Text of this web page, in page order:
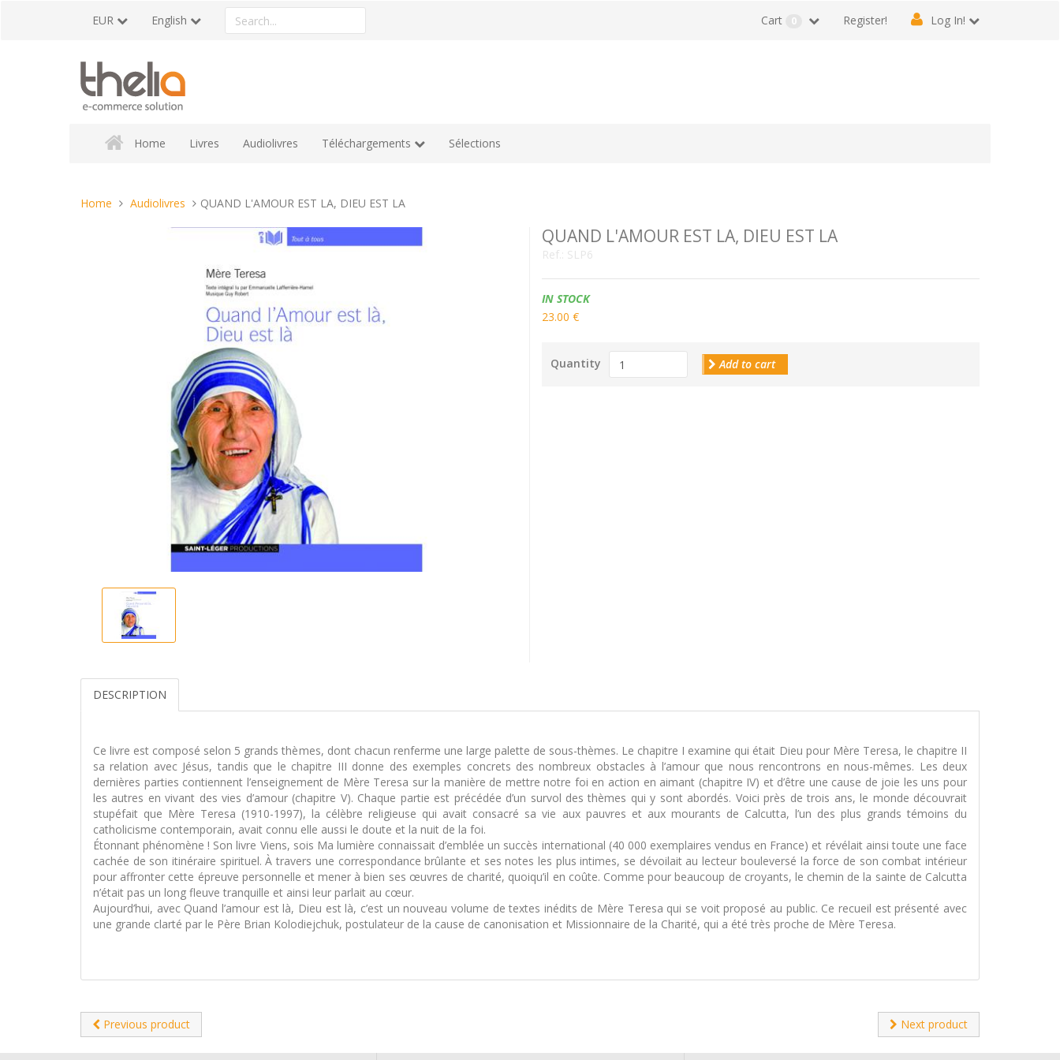
EUR English
Search
a
Register! Log In!
Cart 0
Home Livres Audiolivres Téléchargements Sélections
You
Home Audiolivres QUAND L'AMOUR EST LA, DIEU EST LA
QUAND L'AMOUR EST LA, DIEU EST LA
Ref.: SLP6
Availability:
IN STOCK
23.00 €
Quantity Add to cart
DESCRIPTION
Ce livre est composé selon 5 grands thèmes, dont chacun renferme une large palette de sous-thèmes. Le chapitre I examine qui était Dieu pour Mère Teresa, le chapitre II
sa relation avec Jésus, tandis que le chapitre III donne des exemples concrets des nombreux obstacles à l’amour que nous rencontrons en nous-mêmes. Les deux
dernières parties contiennent l’enseignement de Mère Teresa sur la manière de mettre notre foi en action en aimant (chapitre IV) et d’être une cause de joie les uns pour
les autres en vivant des vies d’amour (chapitre V). Chaque partie est précédée d’un survol des thèmes qui y sont abordés. Voici près de trois ans, le monde découvrait
stupéfait que Mère Teresa (1910-1997), la célèbre religieuse qui avait consacré sa vie aux pauvres et aux mourants de Calcutta, l’un des plus grands témoins du
catholicisme contemporain, avait connu elle aussi le doute et la nuit de la foi.
Étonnant phénomène ! Son livre Viens, sois Ma lumière connaissait d’emblée un succès international (40 000 exemplaires vendus en France) et révélait ainsi toute une face
cachée de son itinéraire spirituel. À travers une correspondance brûlante et ses notes les plus intimes, se dévoilait au lecteur bouleversé la force de son combat intérieur
pour affronter cette épreuve personnelle et mener à bien ses œuvres de charité, quoiqu’il en coûte. Comme pour beaucoup de croyants, le chemin de la sainte de Calcutta
n’était pas un long fleuve tranquille et ainsi leur parlait au cœur.
Aujourd’hui, avec Quand l’amour est là, Dieu est là, c’est un nouveau volume de textes inédits de Mère Teresa qui se voit proposé au public. Ce recueil est présenté avec
une grande clarté par le Père Brian Kolodiejchuk, postulateur de la cause de canonisation et Missionnaire de la Charité, qui a été très proche de Mère Teresa.
Previous product Next product